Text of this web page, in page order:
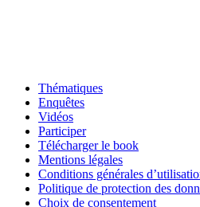
Thématiques
Enquêtes
Vidéos
Participer
Télécharger le book
Mentions légales
Conditions générales
Politique de protection des
Choix de consentement